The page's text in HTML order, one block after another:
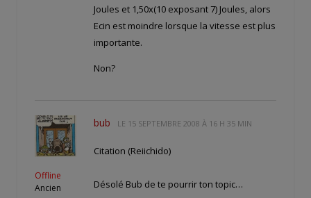
Joules et 1,50x(10 exposant 7) Joules, alors
Ecin est moindre lorsque la vitesse est plus
importante.
Non?
Offline
Ancien
bub LE 15 SEPTEMBRE 2008 À 16 H 35 MIN
Citation (Reiichido)
Désolé Bub de te pourrir ton topic…